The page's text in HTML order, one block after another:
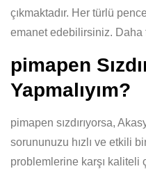
çıkmaktadır. Her türlü
emanet edebilirsiniz. Daha
pimapen
Yapmalıyım?
pimapen sızdırıyorsa,
sorununuzu hızlı ve etkili
problemlerine karşı kaliteli